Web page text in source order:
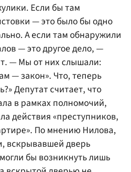
Если бы там
— это было бы одно
А если там обнаружили
— это другое дело, —
— Мы от них слышали:
— закон». Что, теперь
Депутат считает, что
в рамках полномочий,
действия «преступников,
По мнению Нилова,
вскрывавшей дверь
бы возникнуть лишь